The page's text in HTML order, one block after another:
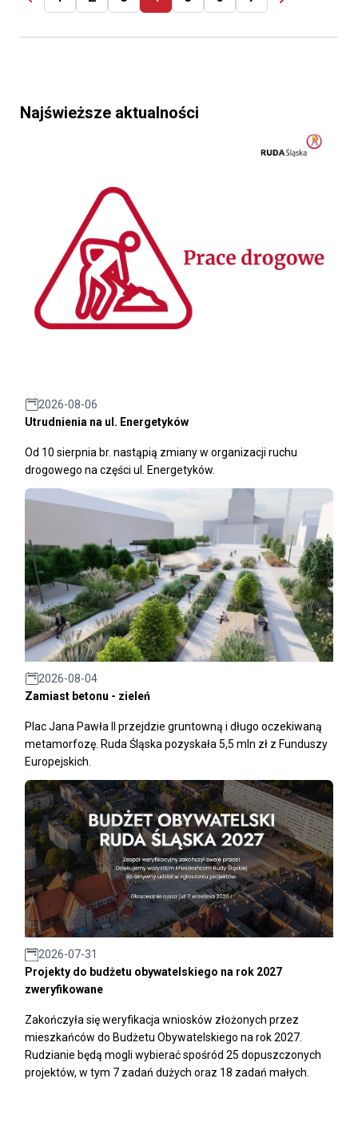
Najświeższe aktualności
2026-08-06
Utrudnienia na ul. Energetyków
Od 10 sierpnia br. nastąpią zmiany w organizacji ruchu
drogowego na części ul. Energetyków.
2026-08-04
Zamiast betonu - zieleń
Plac Jana Pawła II przejdzie gruntowną i długo oczekiwaną
metamorfozę. Ruda Śląska pozyskała 5,5 mln zł z Funduszy
Europejskich.
2026-07-31
Projekty do budżetu obywatelskiego na rok 2027
zweryfikowane
Zakończyła się weryfikacja wniosków złożonych przez
mieszkańców do Budżetu Obywatelskiego na rok 2027.
Rudzianie będą mogli wybierać spośród 25 dopuszczonych
projektów, w tym 7 zadań dużych oraz 18 zadań małych.